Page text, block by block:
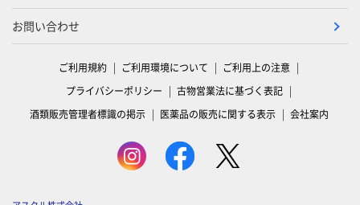
お問い合わせ
ご利用規約 ご利用環境について
ご利用上の注意
プライバシーポリシー
古物営業法に基づく表記
酒類販売管理者標識の掲示
医薬品の販売に関する表示 会社案内